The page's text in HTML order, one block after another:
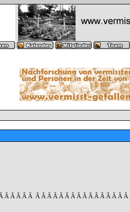
Â Â Â Â Â Â Â Â Â Â Â Â Â Â Â Â Â Â Â Â